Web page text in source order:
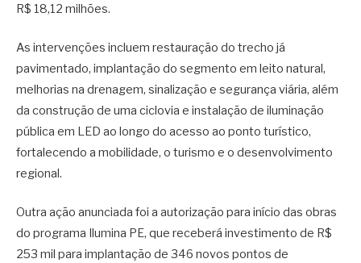
R$ 18,12 milhões.
As intervenções incluem restauração do trecho já
pavimentado, implantação do segmento em leito natural,
melhorias na drenagem, sinalização e segurança viária, além
da construção de uma ciclovia e instalação de iluminação
pública em LED ao longo do acesso ao ponto turístico,
fortalecendo a mobilidade, o turismo e o desenvolvimento
regional.
Outra ação anunciada foi a autorização para início das obras
do programa Ilumina PE, que receberá investimento de R$
253 mil para implantação de 346 novos pontos de